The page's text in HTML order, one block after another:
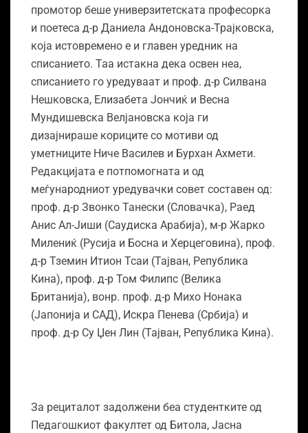
промотор беше универзитетската професорка
и поетеса д-р Даниела Андоновска-Трајковска,
која истовремено е и главен уредник на
списанието. Таа истакна дека освен неа,
списанието го уредуваат и проф. д-р Силвана
Нешковска, Елизабета Јончиќ и Весна
Мундишевска Велјановска која ги
дизајнираше кориците со мотиви од
уметниците Ниче Василев и Бурхан Ахмети.
Редакцијата е потпомогната и од
меѓународниот уредувачки совет составен од:
проф. д-р Звонко Танески (Словачка), Раед
Анис Ал-Јиши (Саудиска Арабија), м-р Жарко
Милениќ (Русија и Босна и Херцеговина), проф.
д-р Тземин Итион Тсаи (Тајван, Република
Кина), проф. д-р Том Филипс (Велика
Британија), вонр. проф. д-р Михо Нонака
(Јапонија и САД), Искра Пенева (Србија) и
проф. д-р Су Џен Лин (Тајван, Република Кина).
За рециталот задолжени беа студентките од
Педагошкиот факултет од Битола, Јасна